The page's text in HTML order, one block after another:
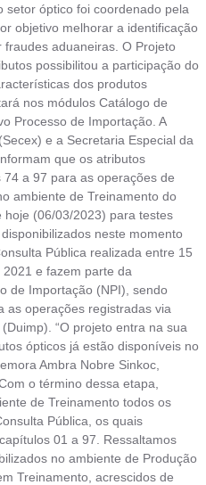
setor óptico foi coordenado pela
objetivo melhorar a identificação
aduaneiras. O Projeto
possibilitou a participação do
dos produtos
nos módulos Catálogo de
Processo de Importação. A
e a Secretaria Especial da
que os atributos
a 97 para as operações de
ambiente de Treinamento do
hoje (06/03/2023) para testes
neste momento
Pública realizada entre 15
e fazem parte da
de Importação (NPI), sendo
as operações registradas via
“O projeto entra na sua
ópticos já estão disponíveis no
Ambra Nobre Sinkoc,
o término dessa etapa,
de Treinamento todos os
Pública, os quais
01 a 97. Ressaltamos
no ambiente de Produção
Treinamento, acrescidos de